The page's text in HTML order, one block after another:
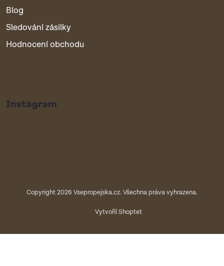
Blog
Sledování zásilky
Hodnocení obchodu
Instagram
Vytvořil Shoptet
Copyright 2026 Vsepropejska.cz. Všechna práva vyhrazena.